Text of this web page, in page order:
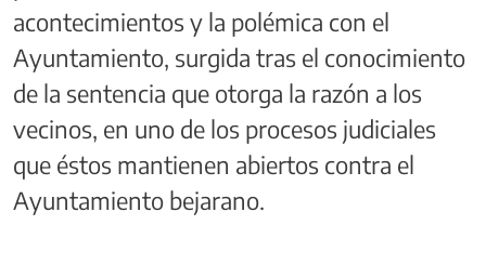
acontecimientos y la polémica con el
Ayuntamiento, surgida tras el conocimiento
de la sentencia que otorga la razón a los
vecinos, en uno de los procesos judiciales
que éstos mantienen abiertos contra el
Ayuntamiento bejarano.